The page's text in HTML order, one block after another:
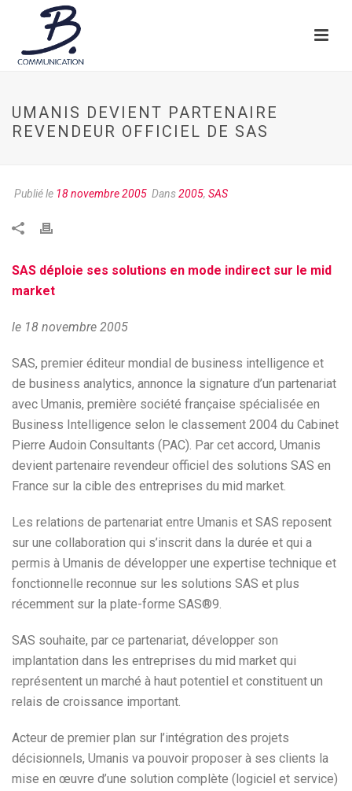
UMANIS DEVIENT PARTENAIRE
REVENDEUR OFFICIEL DE SAS
Publié le 18 novembre 2005 Dans2005, SAS
SAS déploie ses solutions en mode indirect sur le mid
market
le 18 novembre 2005
SAS, premier éditeur mondial de business intelligence et
de business analytics, annonce la signature d’un partenariat
avec Umanis, première société française spécialisée en
Business Intelligence selon le classement 2004 du Cabinet
Pierre Audoin Consultants (PAC). Par cet accord, Umanis
devient partenaire revendeur officiel des solutions SAS en
France sur la cible des entreprises du mid market.
Les relations de partenariat entre Umanis et SAS reposent
sur une collaboration qui s’inscrit dans la durée et qui a
permis à Umanis de développer une expertise technique et
fonctionnelle reconnue sur les solutions SAS et plus
récemment sur la plate-forme SAS®9.
SAS souhaite, par ce partenariat, développer son
implantation dans les entreprises du mid market qui
représentent un marché à haut potentiel et constituent un
relais de croissance important.
Acteur de premier plan sur l’intégration des projets
décisionnels, Umanis va pouvoir proposer à ses clients la
mise en œuvre d’une solution complète (logiciel et service)